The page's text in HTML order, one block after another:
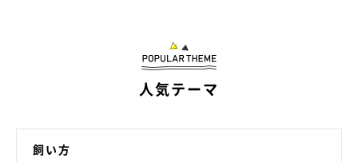
り、また、自分より強い敵が近づいてきたりしたときに、警戒心
や恐怖心を感じているサインです。
弱気になっているときでもありますので、優しく声をかけて恐怖
心を取り除いてあげるのもひとつの手ですが、このような状況の
人気テーマ
飼い方